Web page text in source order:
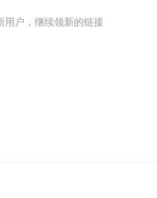
之后还是新用户，继续领新的链接